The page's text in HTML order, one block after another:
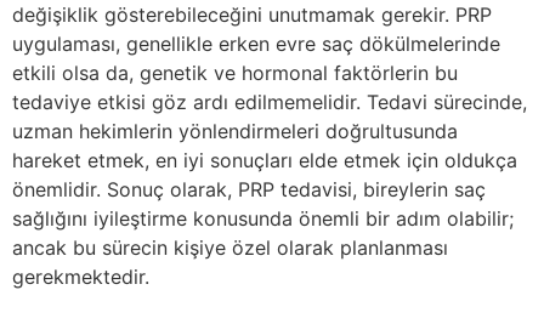
değişiklik gösterebileceğini unutmamak gerekir. PRP
uygulaması, genellikle erken evre saç dökülmelerinde
etkili olsa da, genetik ve hormonal faktörlerin bu
tedaviye etkisi göz ardı edilmemelidir. Tedavi sürecinde,
uzman hekimlerin yönlendirmeleri doğrultusunda
hareket etmek, en iyi sonuçları elde etmek için oldukça
önemlidir. Sonuç olarak, PRP tedavisi, bireylerin saç
sağlığını iyileştirme konusunda önemli bir adım olabilir;
ancak bu sürecin kişiye özel olarak planlanması
gerekmektedir.